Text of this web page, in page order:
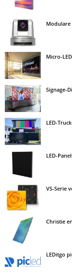
Modulare
Micro-
Signage-
LED-
LED-
VS-Serie
Christie
LEDitgo